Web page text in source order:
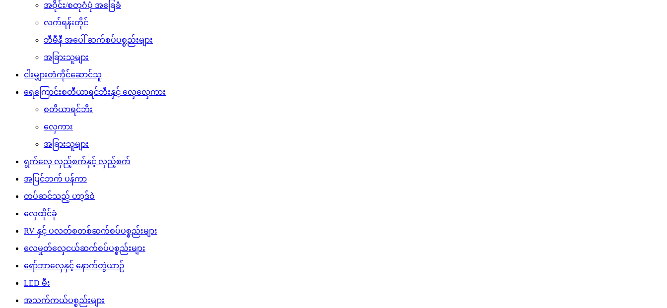
အဝိုင်း/စတုဂံပုံ အခြေခံ
လက်ရန်းတိုင်
ဘီမီနီ အပေါ် ဆက်စပ်ပစ္စည်းများ
အခြားသူများ
ငါးမျှားတံကိုင်ဆောင်သူ
ရေကြောင်းစတီယာရင်ဘီးနှင့် လှေလှေကား
စတီယာရင်ဘီး
လှေကား
အခြားသူများ
ရွက်လှေ လှည့်စက်နှင့် လှည့်စက်
အပြင်ဘက် ပန်ကာ
တပ်ဆင်သည့် ဟာ့ဒ်ဝဲ
လှေထိုင်ခုံ
RV နှင့် ပလတ်စတစ်ဆက်စပ်ပစ္စည်းများ
လေမှုတ်လှေငယ်ဆက်စပ်ပစ္စည်းများ
ရော်ဘာလှေနှင့် နောက်တွဲယာဉ်
LED မီး
အသက်ကယ်ပစ္စည်းများ